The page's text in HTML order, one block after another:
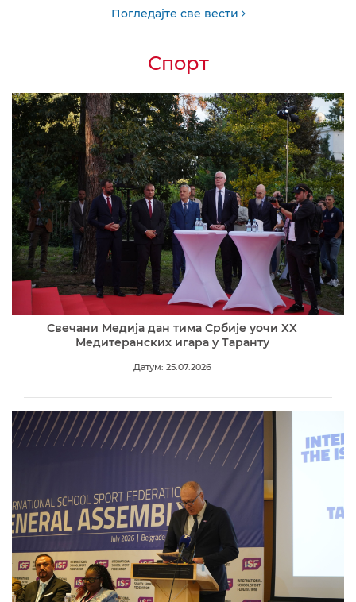
Погледајте све вести
Спорт
Свечани Медија дан тима Србије уочи XX
Медитеранских игара у Таранту
Датум: 25.07.2026